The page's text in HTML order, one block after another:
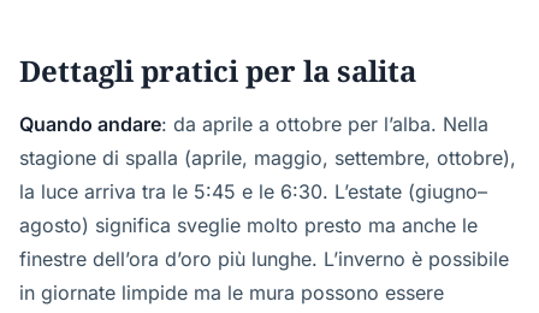
Dettagli pratici per la salita
Quando andare: da aprile a ottobre per l’alba. Nella
stagione di spalla (aprile, maggio, settembre, ottobre),
la luce arriva tra le 5:45 e le 6:30. L’estate (giugno–
agosto) significa sveglie molto presto ma anche le
finestre dell’ora d’oro più lunghe. L’inverno è possibile
in giornate limpide ma le mura possono essere